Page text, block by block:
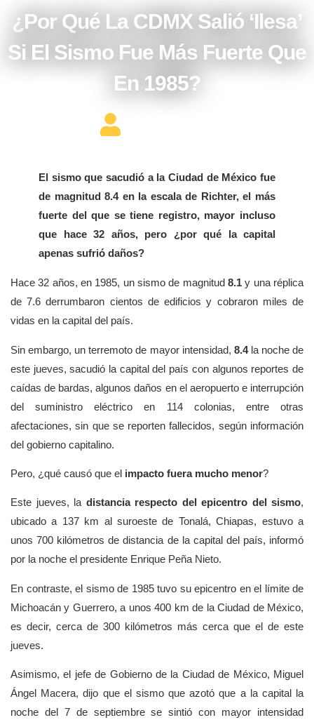
¿Por Qué La CDMX Salió ‘ilesa’
Si El Sismo Fue Más Fuerte Que
En 1985?
El sismo que sacudió a la Ciudad de México fue
de magnitud 8.4 en la escala de Richter, el más
fuerte del que se tiene registro, mayor incluso
que hace 32 años, pero ¿por qué la capital
apenas sufrió daños?
Hace 32 años, en 1985, un sismo de magnitud 8.1y una réplica
de 7.6 derrumbaron cientos de edificios y cobraron miles de
vidas en la capital del país.
Sin embargo, un terremoto de mayor intensidad, 8.4 la noche de
este jueves, sacudió la capital del país con algunos reportes de
caídas de bardas, algunos daños en el aeropuerto e interrupción
del suministro eléctrico en 114 colonias, entre otras
afectaciones, sin que se reporten fallecidos, según información
del gobierno capitalino.
Pero, ¿qué causó que el impacto fuera mucho menor?
Este jueves, la distancia respecto del epicentro del sismo,
ubicado a 137 km al suroeste de Tonalá, Chiapas, estuvo a
unos 700 kilómetros de distancia de la capital del país, informó
por la noche el presidente Enrique Peña Nieto.
En contraste, el sismo de 1985 tuvo su epicentro en el límite de
Michoacán y Guerrero, a unos 400 km de la Ciudad de México,
es decir, cerca de 300 kilómetros más cerca que el de este
jueves.
Asimismo, el jefe de Gobierno de la Ciudad de México, Miguel
Ángel Macera, dijo que el sismo que azotó que a la capital la
noche del 7 de septiembre se sintió con mayor intensidad